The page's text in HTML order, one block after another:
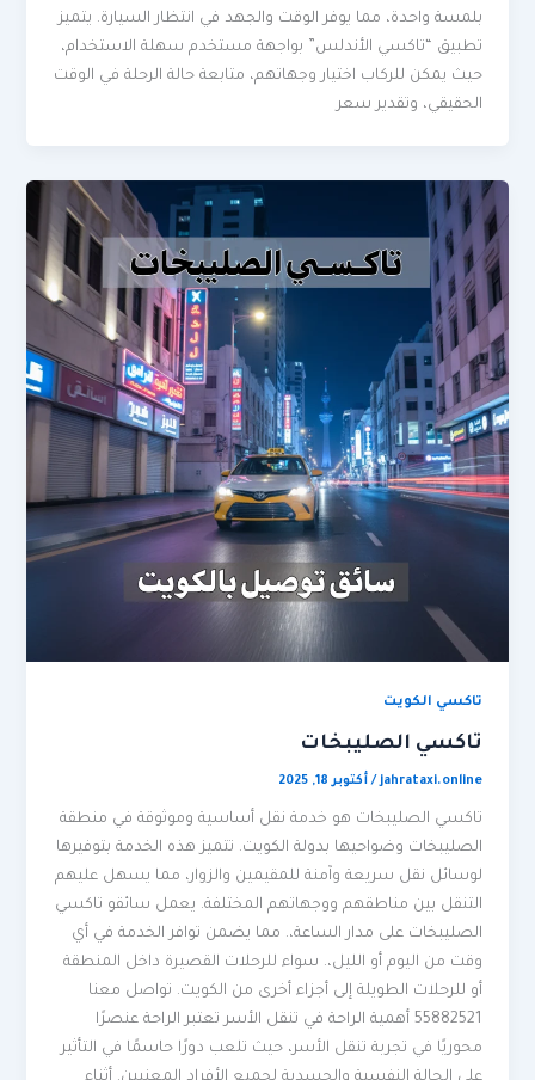
بلمسة واحدة، مما يوفر الوقت والجهد في انتظار السيارة. يتميز
تطبيق “تاكسي الأندلس” بواجهة مستخدم سهلة الاستخدام،
حيث يمكن للركاب اختيار وجهاتهم، متابعة حالة الرحلة في الوقت
الحقيقي، وتقدير سعر
تاكسي الكويت
تاكسي الصليبخات
jahrataxi.online
/أكتوبر 18, 2025
تاكسي الصليبخات هو خدمة نقل أساسية وموثوقة في منطقة
الصليبخات وضواحيها بدولة الكويت. تتميز هذه الخدمة بتوفيرها
لوسائل نقل سريعة وآمنة للمقيمين والزوار، مما يسهل عليهم
التنقل بين مناطقهم ووجهاتهم المختلفة. يعمل سائقو تاكسي
الصليبخات على مدار الساعة،. مما يضمن توافر الخدمة في أي
وقت من اليوم أو الليل،. سواء للرحلات القصيرة داخل المنطقة
أو للرحلات الطويلة إلى أجزاء أخرى من الكويت. تواصل معنا
55882521 أهمية الراحة في تنقل الأسر تعتبر الراحة عنصرًا
محوريًا في تجربة تنقل الأسر، حيث تلعب دورًا حاسمًا في التأثير